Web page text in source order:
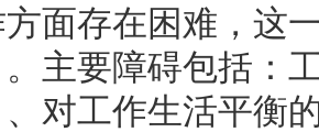
方面存在困难，这
。主要障碍包括：
、对工作生活平衡